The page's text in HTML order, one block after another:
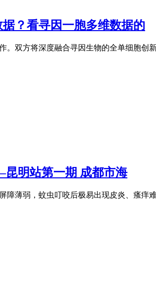
？看寻因一胞多维数据的
。双方将深度融合寻因生物的全单细胞
明站第一期 成都市海
薄弱，蚊虫叮咬后极易出现皮炎、瘙痒